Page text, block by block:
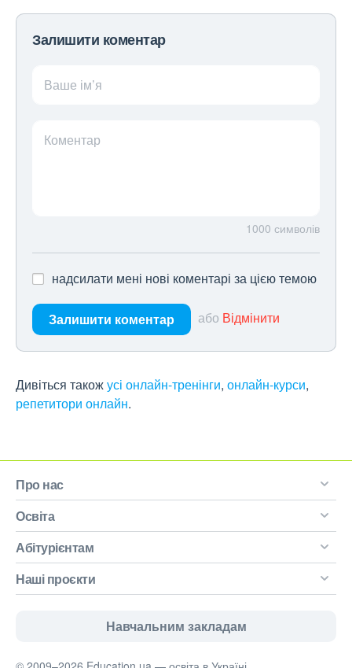
Залишити коментар
Ваше ім’я
Коментар
1000 символів
надсилати мені нові коментарі за цією темою
Залишити коментар або Відмінити
Дивіться такожусі онлайн-тренінги, онлайн-курси,
репетитори онлайн.
Про нас
Освіта
Абітурієнтам
Наші проєкти
Навчальним закладам